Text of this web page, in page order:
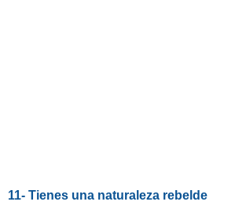
11- Tienes una naturaleza rebelde